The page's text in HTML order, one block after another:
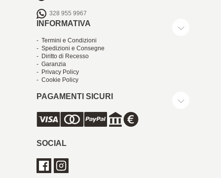
328 955 9967
INFORMATIVA
- Termini e Condizioni
- Spedizioni e Consegne
- Diritto di Recesso
- Garanzia
- Privacy Policy
- Cookie Policy
PAGAMENTI SICURI
SOCIAL